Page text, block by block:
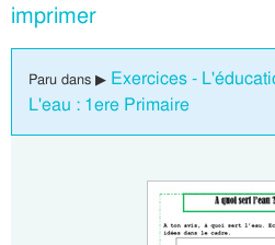
imprimer
Paru dans ▶ Exercices -
L'eau : 1ere Primaire